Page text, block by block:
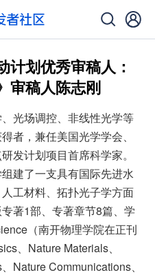
计划优秀审稿人：
审稿人陈志刚
光场调控、非线性光学等
者，兼任美国光学学会、
发计划项目首席科学家。
建了一支具有国际先进水
工材料、拓扑光子学方面
著1部、专著章节8篇、学
（南开物理学院在正刊
、Nature Materials、
Nature Communications、